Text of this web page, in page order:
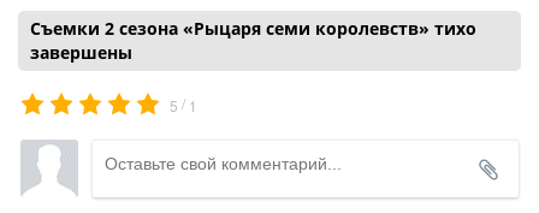
Съемки 2 сезона «Рыцаря семи королевств» тихо
завершены
5 / 1